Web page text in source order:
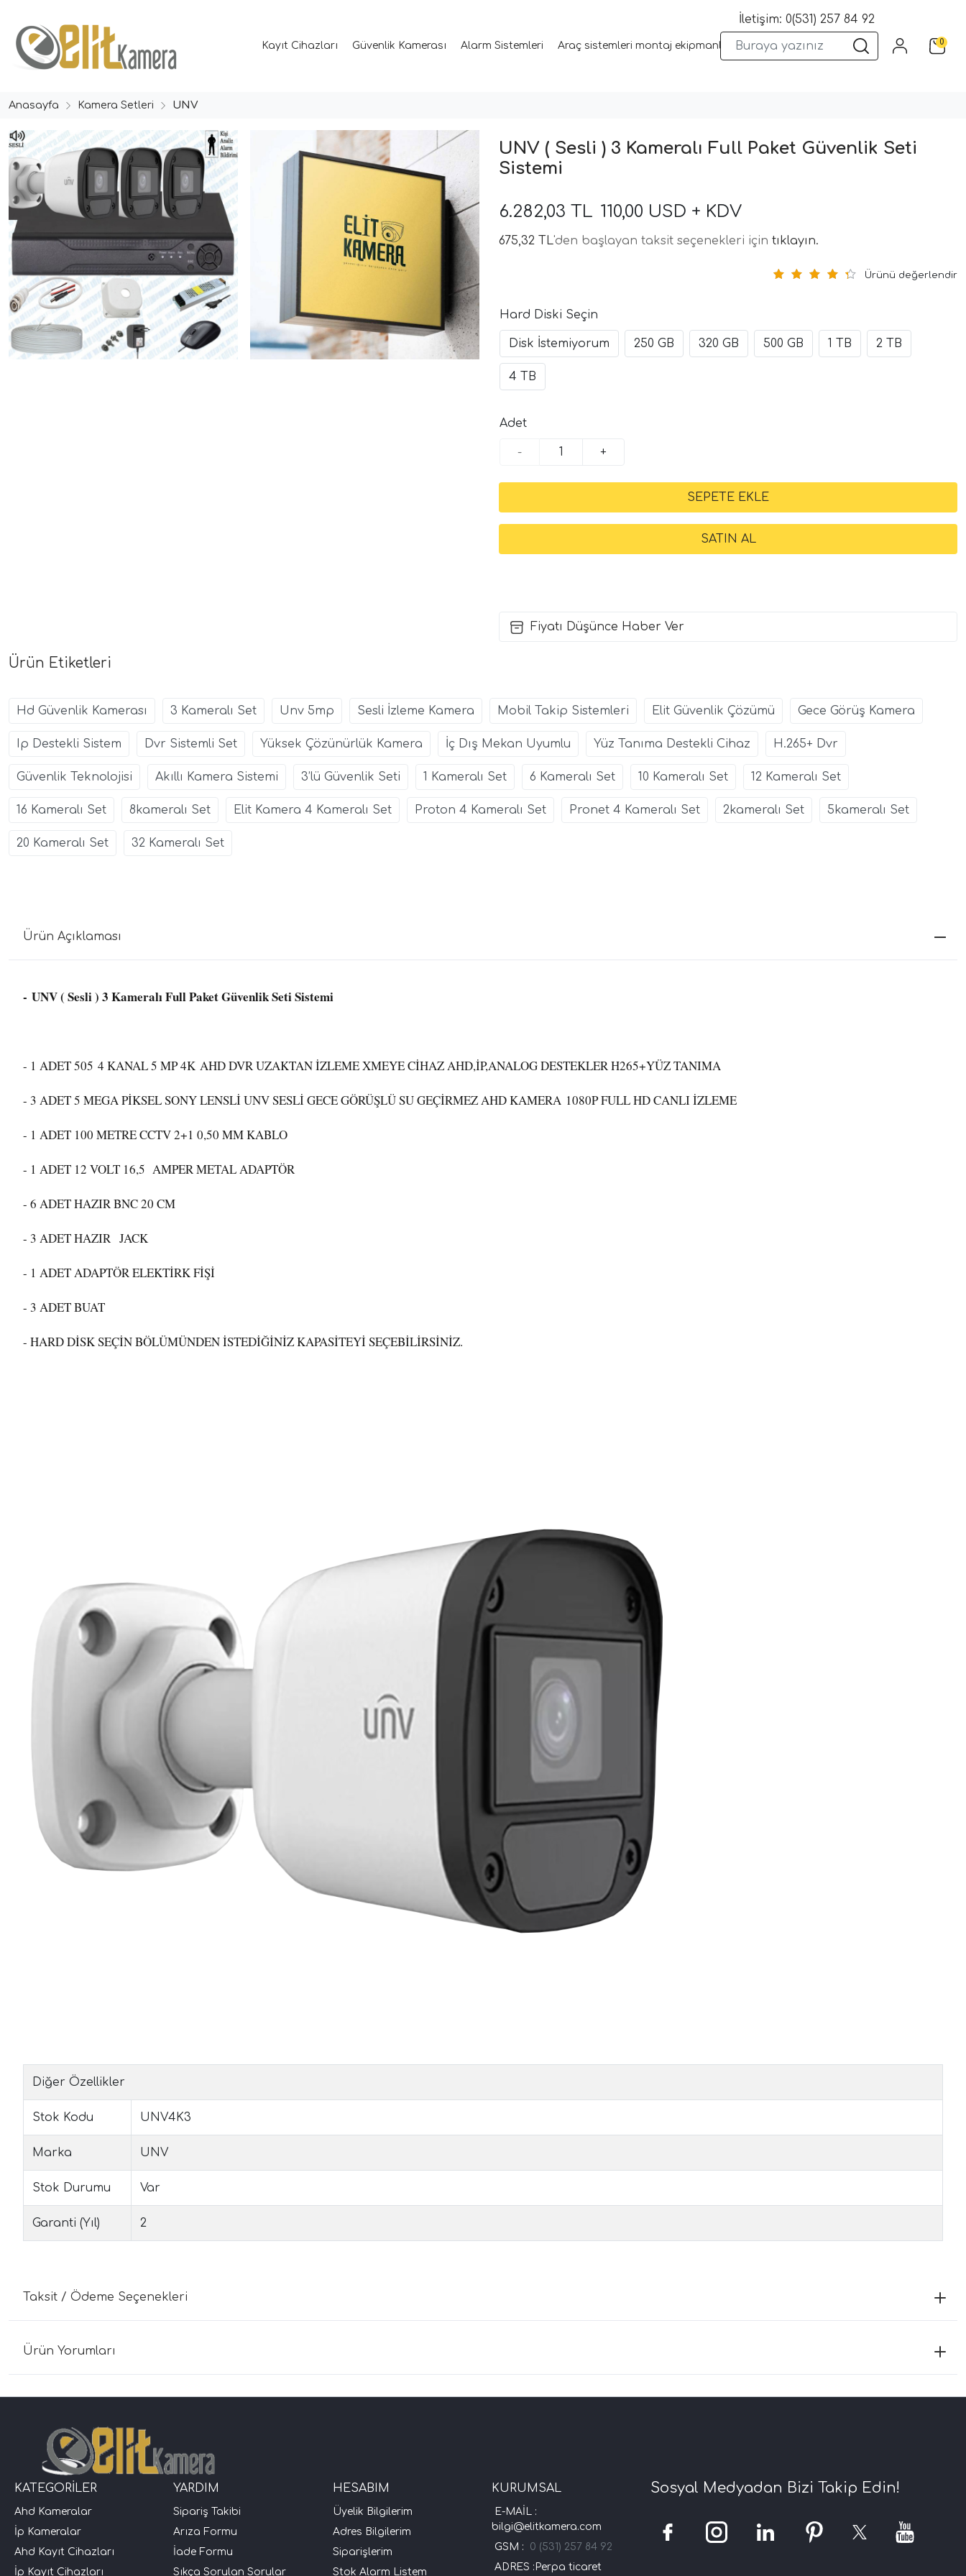
Kayıt Cihazları Güvenlik Kamerası Alarm Sistemleri Araç sistemleri montaj ekipmanları Wifi Kameralar Yangın Sistemleri
İletişim: 0(531) 257 84 92
0
Anasayfa Kamera Setleri UNV
UNV ( Sesli ) 3 Kameralı Full Paket Güvenlik Seti
Sistemi
6.282,03 TL 110,00 USD + KDV
675,32 TL'den başlayan taksit seçenekleri için tıklayın.
Ürünü değerlendir
Hard Diski Seçin
Disk İstemiyorum 250 GB 320 GB 500 GB 1 TB 2 TB
4 TB
Adet
- +
Fiyatı Düşünce Haber Ver
Ürün Etiketleri
Hd Güvenlik Kamerası 3 Kameralı Set Unv 5mp Sesli İzleme Kamera Mobil Takip Sistemleri Elit Güvenlik Çözümü Gece Görüş Kamera
Ip Destekli Sistem Dvr Sistemli Set Yüksek Çözünürlük Kamera İç Dış Mekan Uyumlu Yüz Tanıma Destekli Cihaz H.265+ Dvr
Güvenlik Teknolojisi Akıllı Kamera Sistemi 3’lü Güvenlik Seti 1 Kameralı Set 6 Kameralı Set 10 Kameralı Set 12 Kameralı Set
16 Kameralı Set 8kameralı Set Elit Kamera 4 Kameralı Set Proton 4 Kameralı Set Pronet 4 Kameralı Set 2kameralı Set 5kameralı Set
20 Kameralı Set 32 Kameralı Set
Ürün Açıklaması
- UNV ( Sesli ) 3 Kameralı Full Paket Güvenlik Seti Sistemi
- 1 ADET 505 4 KANAL 5 MP 4K AHD DVR UZAKTAN İZLEME XMEYE CİHAZ AHD,İP,ANALOG DESTEKLER H265+YÜZ TANIMA
- 3 ADET 5 MEGA PİKSEL SONY LENSLİ UNV SESLİ GECE GÖRÜŞLÜ SU GEÇİRMEZ AHD KAMERA 1080P FULL HD CANLI İZLEME
- 1 ADET 100 METRE CCTV 2+1 0,50 MM KABLO
- 1 ADET 12 VOLT 16,5 AMPER METAL ADAPTÖR
- 6 ADET HAZIR BNC 20 CM
- 3 ADET HAZIR JACK
- 1 ADET ADAPTÖR ELEKTİRK FİŞİ
- 3 ADET BUAT
- HARD DİSK SEÇİN BÖLÜMÜNDEN İSTEDİĞİNİZ KAPASİTEYİ SEÇEBİLİRSİNİZ.
Diğer Özellikler
Stok Kodu UNV4K3
Marka UNV
Stok Durumu Var
Garanti (Yıl) 2
Taksit / Ödeme Seçenekleri
Ürün Yorumları
KATEGORİLER
Ahd Kameralar
İp Kameralar
Ahd Kayıt Cihazları
İp Kayıt Cihazları
YARDIM
Sipariş Takibi
Arıza Formu
İade Formu
Sıkça Sorulan Sorular
HESABIM
Üyelik Bilgilerim
Adres Bilgilerim
Siparişlerim
Stok Alarm Listem
KURUMSAL
E-MAİL :
bilgi@elitkamera.com
GSM : 0 (531) 257 84 92
ADRES :Perpa ticaret
Sosyal Medyadan Bizi Takip Edin!